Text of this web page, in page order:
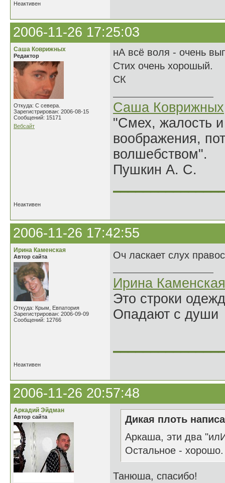
Неактивен
2006-11-26 17:25:03
Саша Коврижных
Редактор
Откуда: С севера.
Зарегистрирован: 2006-08-15
Сообщений: 15171
Вебсайт
нА всё воля - очень
Стих очень хорошый.
СК
Саша Коврижных
"Смех, жалость
воображения,
волшебством".
Пушкин А. С.
Неактивен
2006-11-26 17:42:55
Ирина Каменская
Автор сайта
Откуда: Крым, Евпатория
Зарегистрирован: 2006-09-09
Сообщений: 12766
Оч ласкает слух
Ирина Каменская
Это строки
Опадают с души
Неактивен
2006-11-26 20:57:48
Аркадий Эйдман
Автор сайта
Дикая плоть
Аркаша, эти два
Остальное -
Танюша, спасибо!